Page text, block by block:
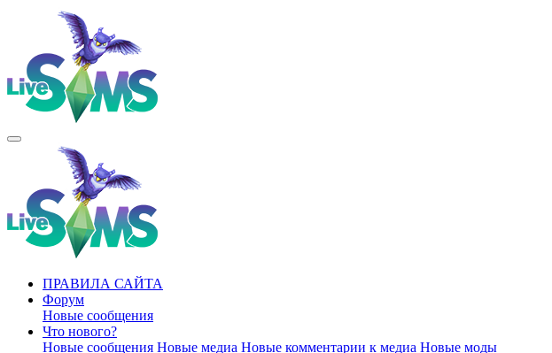
ПРАВИЛА САЙТА
Форум
Новые сообщения
Что нового?
Новые сообщения Новые медиа Новые комментарии к медиа Новые моды